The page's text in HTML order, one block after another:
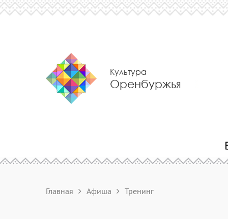
Культура
Оренбуржья
Главная Афиша Тренинг